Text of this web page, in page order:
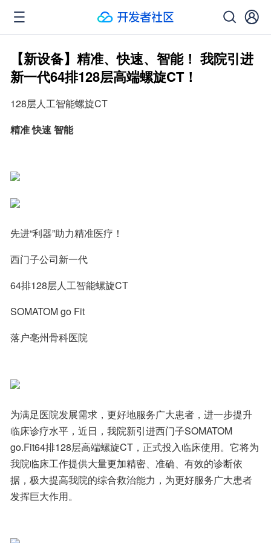
【新设备】精准、快速、智能！ 我院引进
新一代64排128层高端螺旋CT！
128层人工智能螺旋CT
精准 快速 智能
先进“利器”助力精准医疗！
西门子公司新一代
64排128层人工智能螺旋CT
SOMATOM go Fit
落户亳州骨科医院
为满足医院发展需求，更好地服务广大患者，进一步提升
临床诊疗水平，近日，我院新引进西门子SOMATOM
go.Fit64排128层高端螺旋CT，正式投入临床使用。它将为
我院临床工作提供大量更加精密、准确、有效的诊断依
据，极大提高我院的综合救治能力，为更好服务广大患者
发挥巨大作用。